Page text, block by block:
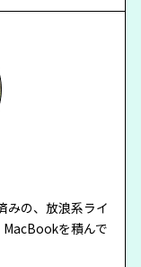
みの、放浪系ライ
MacBookを積んで